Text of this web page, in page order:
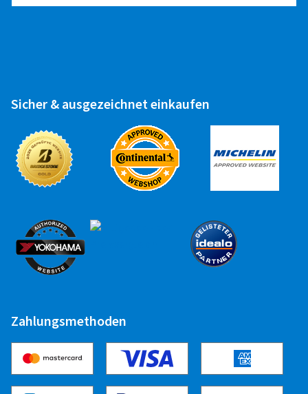
Sicher & ausgezeichnet einkaufen
Zahlungsmethoden